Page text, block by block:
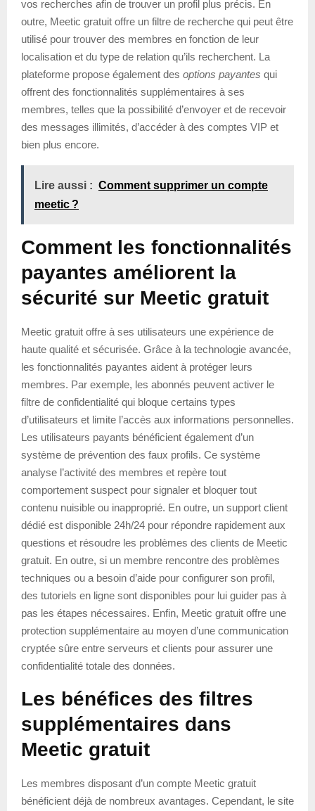
vos recherches afin de trouver un profil plus précis. En
outre, Meetic gratuit offre un filtre de recherche qui peut être
utilisé pour trouver des membres en fonction de leur
localisation et du type de relation qu’ils recherchent. La
plateforme propose également des options payantes qui
offrent des fonctionnalités supplémentaires à ses
membres, telles que la possibilité d’envoyer et de recevoir
des messages illimités, d’accéder à des comptes VIP et
bien plus encore.
Lire aussi : Comment supprimer un compte
meetic ?
Comment les fonctionnalités
payantes améliorent la
sécurité sur Meetic gratuit
Meetic gratuit offre à ses utilisateurs une expérience de
haute qualité et sécurisée. Grâce à la technologie avancée,
les fonctionnalités payantes aident à protéger leurs
membres. Par exemple, les abonnés peuvent activer le
filtre de confidentialité qui bloque certains types
d’utilisateurs et limite l’accès aux informations personnelles.
Les utilisateurs payants bénéficient également d’un
système de prévention des faux profils. Ce système
analyse l’activité des membres et repère tout
comportement suspect pour signaler et bloquer tout
contenu nuisible ou inapproprié. En outre, un support client
dédié est disponible 24h/24 pour répondre rapidement aux
questions et résoudre les problèmes des clients de Meetic
gratuit. En outre, si un membre rencontre des problèmes
techniques ou a besoin d’aide pour configurer son profil,
des tutoriels en ligne sont disponibles pour lui guider pas à
pas les étapes nécessaires. Enfin, Meetic gratuit offre une
protection supplémentaire au moyen d’une communication
cryptée sûre entre serveurs et clients pour assurer une
confidentialité totale des données.
Les bénéfices des filtres
supplémentaires dans
Meetic gratuit
Les membres disposant d’un compte Meetic gratuit
bénéficient déjà de nombreux avantages. Cependant, le site